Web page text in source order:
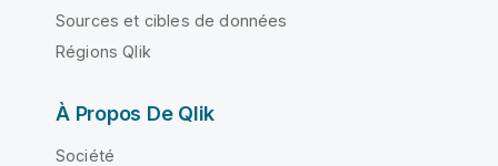
Sources et cibles de données
Régions Qlik
À Propos De Qlik
Société